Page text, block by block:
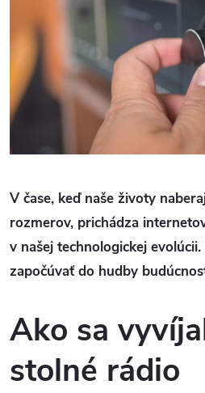
V čase, keď naše životy
rozmerov, prichádza
v našej technologickej
započúvať do hudby
Ako sa
stolné rádio